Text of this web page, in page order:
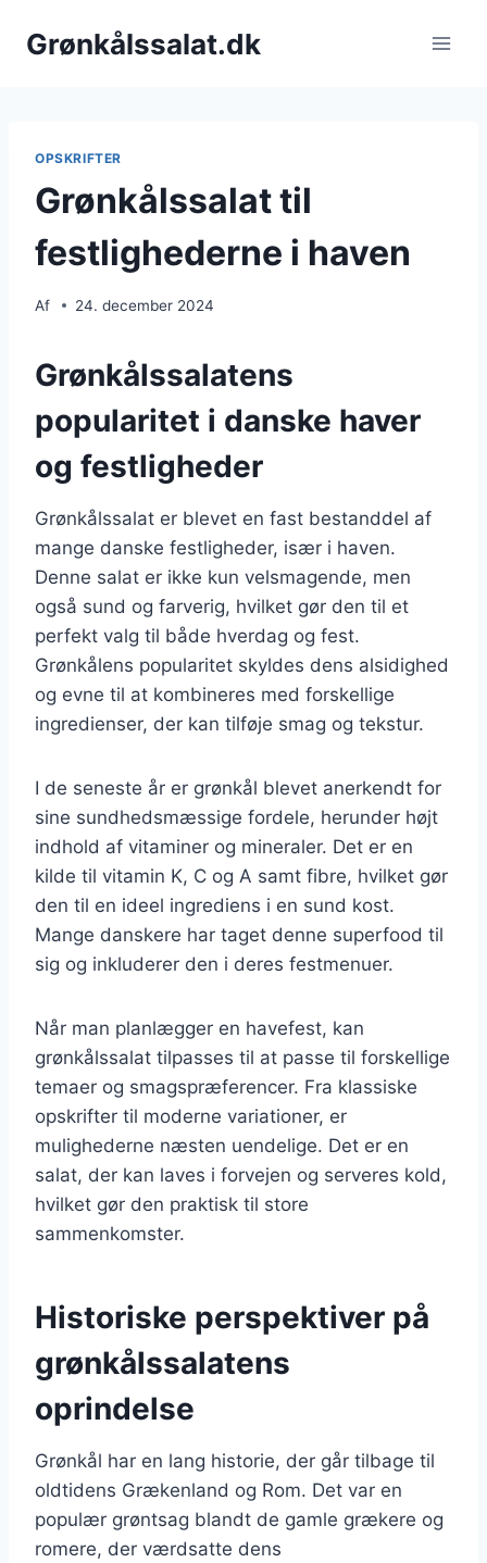
Grønkålssalat.dk
OPSKRIFTER
Grønkålssalat til
festlighederne i haven
Af 24. december 2024
Grønkålssalatens
popularitet i danske haver
og festligheder
Grønkålssalat er blevet en fast bestanddel af
mange danske festligheder, især i haven.
Denne salat er ikke kun velsmagende, men
også sund og farverig, hvilket gør den til et
perfekt valg til både hverdag og fest.
Grønkålens popularitet skyldes dens alsidighed
og evne til at kombineres med forskellige
ingredienser, der kan tilføje smag og tekstur.
I de seneste år er grønkål blevet anerkendt for
sine sundhedsmæssige fordele, herunder højt
indhold af vitaminer og mineraler. Det er en
kilde til vitamin K, C og A samt fibre, hvilket gør
den til en ideel ingrediens i en sund kost.
Mange danskere har taget denne superfood til
sig og inkluderer den i deres festmenuer.
Når man planlægger en havefest, kan
grønkålssalat tilpasses til at passe til forskellige
temaer og smagspræferencer. Fra klassiske
opskrifter til moderne variationer, er
mulighederne næsten uendelige. Det er en
salat, der kan laves i forvejen og serveres kold,
hvilket gør den praktisk til store
sammenkomster.
Historiske perspektiver på
grønkålssalatens
oprindelse
Grønkål har en lang historie, der går tilbage til
oldtidens Grækenland og Rom. Det var en
populær grøntsag blandt de gamle grækere og
romere, der værdsatte dens